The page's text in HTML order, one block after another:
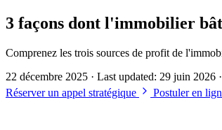
3 façons dont l'immobilier
Comprenez les trois sources de profit de
22 décembre 2025 · Last updated: 29 juin 2026
Réserver un appel stratégique
Postuler en